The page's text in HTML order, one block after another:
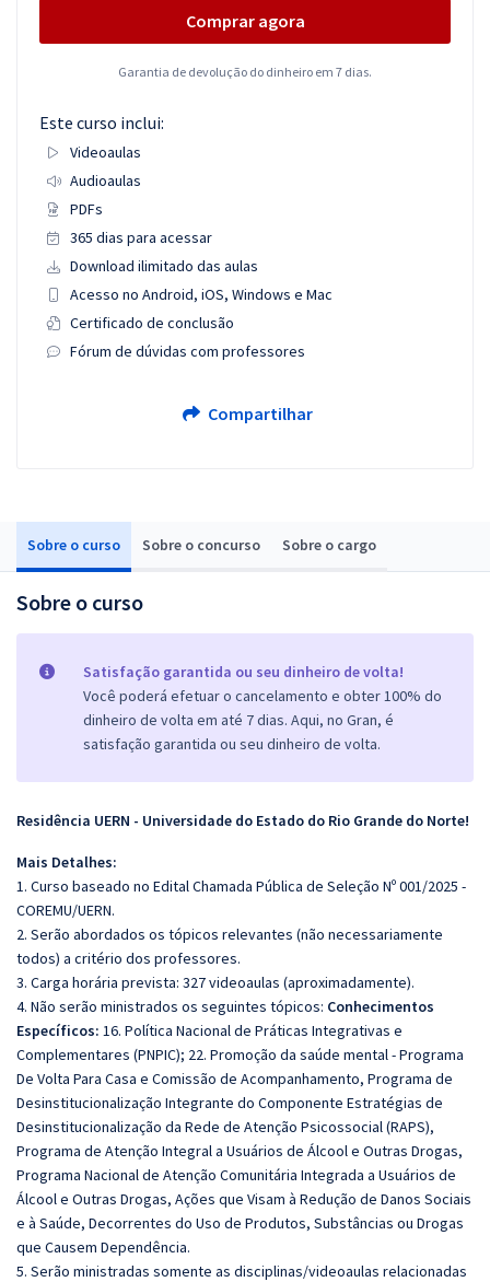
Sobre o curso Sobre o concurso Sobre o cargo
Sobre o curso
Satisfação garantida ou seu dinheiro de volta!
Você poderá efetuar o cancelamento e obter 100% do
dinheiro de volta em até 7 dias. Aqui, no Gran, é
satisfação garantida ou seu dinheiro de volta.
Residência UERN - Universidade do Estado do Rio Grande do Norte!
Mais Detalhes:
1. Curso baseado no Edital Chamada Pública de Seleção Nº 001/2025 -
COREMU/UERN.
2. Serão abordados os tópicos relevantes (não necessariamente
todos) a critério dos professores.
3. Carga horária prevista: 327 videoaulas (aproximadamente).
4. Não serão ministrados os seguintes tópicos: Conhecimentos
Específicos: 16. Política Nacional de Práticas Integrativas e
Complementares (PNPIC); 22. Promoção da saúde mental - Programa
De Volta Para Casa e Comissão de Acompanhamento, Programa de
Desinstitucionalização Integrante do Componente Estratégias de
Desinstitucionalização da Rede de Atenção Psicossocial (RAPS),
Programa de Atenção Integral a Usuários de Álcool e Outras Drogas,
Programa Nacional de Atenção Comunitária Integrada a Usuários de
Álcool e Outras Drogas, Ações que Visam à Redução de Danos Sociais
e à Saúde, Decorrentes do Uso de Produtos, Substâncias ou Drogas
que Causem Dependência.
5. Serão ministradas somente as disciplinas/videoaulas relacionadas
Comprar agora
Garantia de devolução do dinheiro em 7 dias.
Este curso inclui:
Videoaulas
Audioaulas
PDFs
365 dias para acessar
Download ilimitado das aulas
Acesso no Android, iOS, Windows e Mac
Certificado de conclusão
Fórum de dúvidas com professores
Compartilhar